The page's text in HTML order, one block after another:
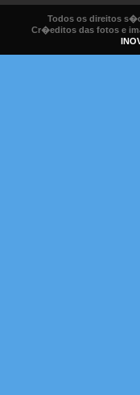
Todos os direitos
Cr�editos das fotos e